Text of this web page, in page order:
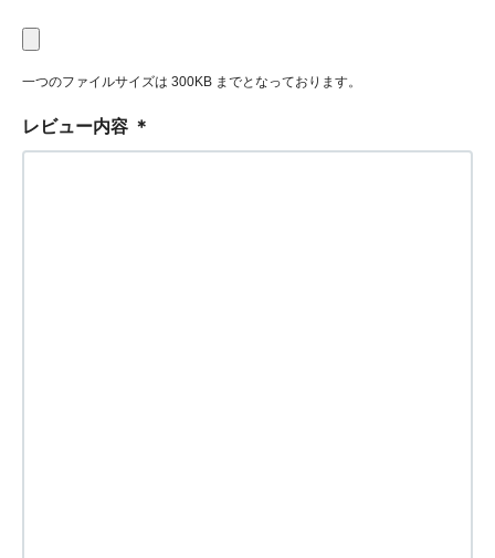
一つのファイルサイズは 300KB までとなっております。
レビュー内容 ＊